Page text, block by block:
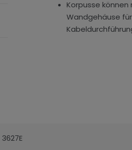
Korpusse können
Wandgehäuse
3627E